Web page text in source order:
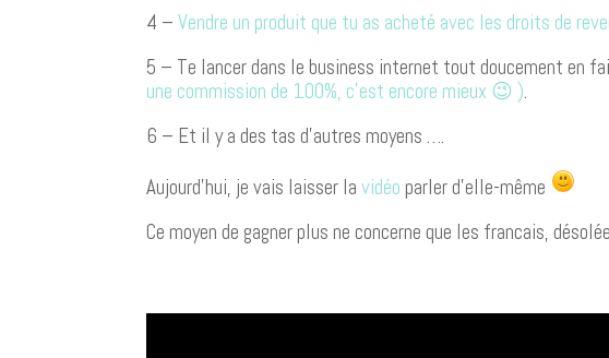
4 –Vendre un produit que tu as acheté avec les droits de
5 – Te lancer dans le business internet tout doucement en
une commission de 100%, c’est encore mieux 😉 ).
6 – Et il y a des tas d’autres moyens ….
Aujourd’hui, je vais laisser lavidéo parler d’elle-même
Ce moyen de gagner plus ne concerne que les francais,